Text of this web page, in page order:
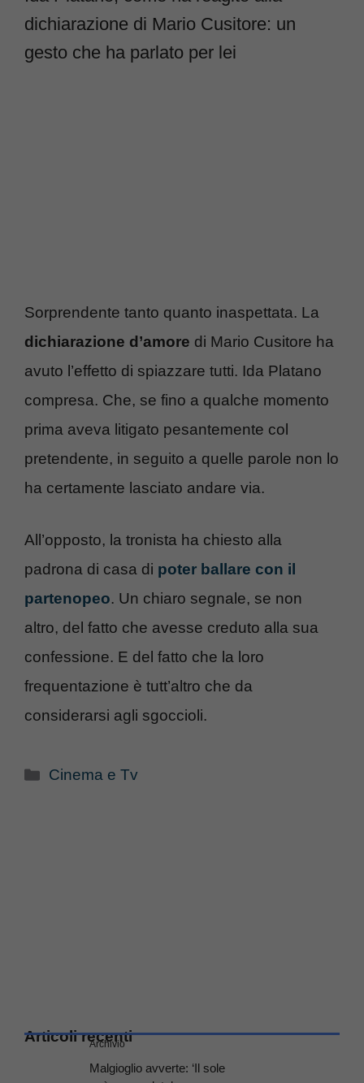
dichiarazione di Mario Cusitore: un
gesto che ha parlato per lei
Sorprendente tanto quanto inaspettata. La
dichiarazione d’amore di Mario Cusitore ha
avuto l’effetto di spiazzare tutti. Ida Platano
compresa. Che, se fino a qualche momento
prima aveva litigato pesantemente col
pretendente, in seguito a quelle parole non lo
ha certamente lasciato andare via.
All’opposto, la tronista ha chiesto alla
padrona di casa di poter ballare con il
partenopeo. Un chiaro segnale, se non
altro, del fatto che avesse creduto alla sua
confessione. E del fatto che la loro
frequentazione è tutt’altro che da
considerarsi agli sgoccioli.
Categorie
Cinema e Tv
Articoli recenti
Archivio
Malgioglio avverte: ‘Il sole